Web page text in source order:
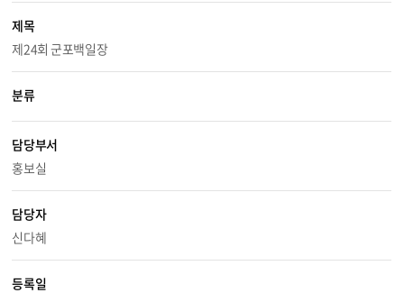
제목
제24회 군포백일장
분류
담당부서
홍보실
담당자
신다혜
등록일